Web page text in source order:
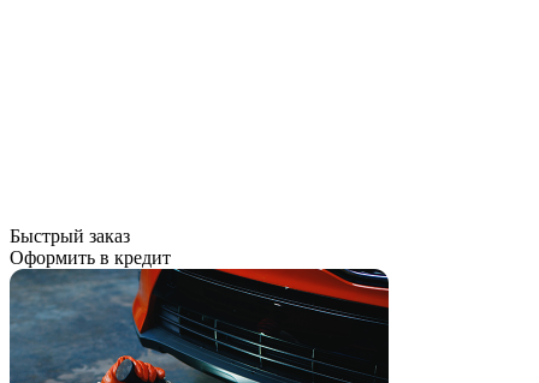
Быстрый заказ
Оформить в кредит